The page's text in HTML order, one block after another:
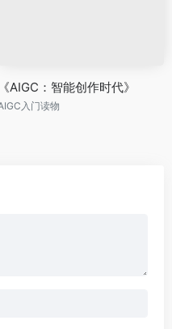
《AIGC：智能创作时代》
入门读物